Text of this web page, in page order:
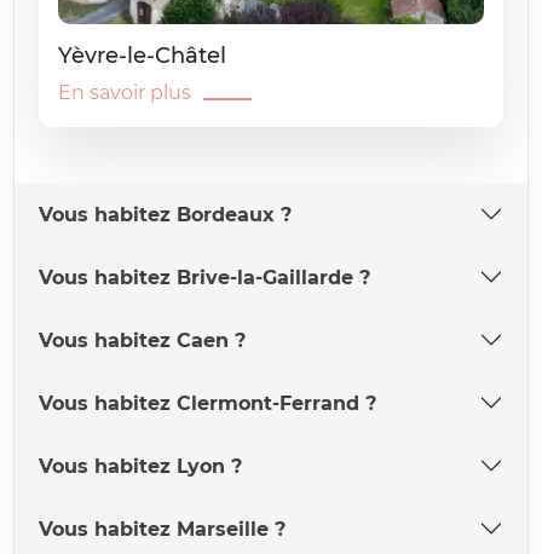
Yèvre-le-Châtel
En savoir plus
Vous habitez Bordeaux ?
Vous habitez Brive-la-Gaillarde ?
Vous habitez Caen ?
Vous habitez Clermont-Ferrand ?
Vous habitez Lyon ?
Vous habitez Marseille ?